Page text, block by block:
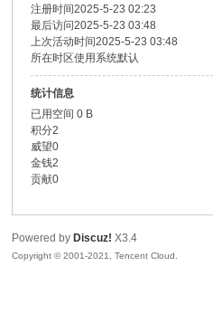
注册时间2025-5-23 02:23
最后访问2025-5-23 03:48
上次活动时间2025-5-23 03:48
所在时区使用系统默认
统计信息
已用空间 0 B
积分2
威望0
金钱2
贡献0
Powered by Discuz! X3.4
Copyright © 2001-2021, Tencent Cloud.